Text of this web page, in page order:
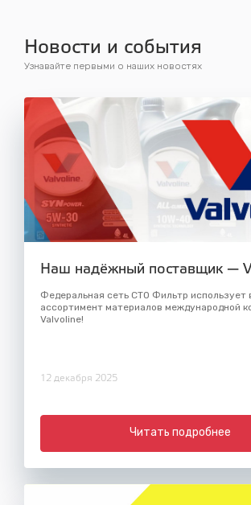
Новости и события
Узнавайте первыми о наших новостях
Наш надёжный поставщик —
Федеральная сеть СТО Фильтр использует
ассортимент материалов международной
Valvoline!
12 декабря 2025
Читать подробнее